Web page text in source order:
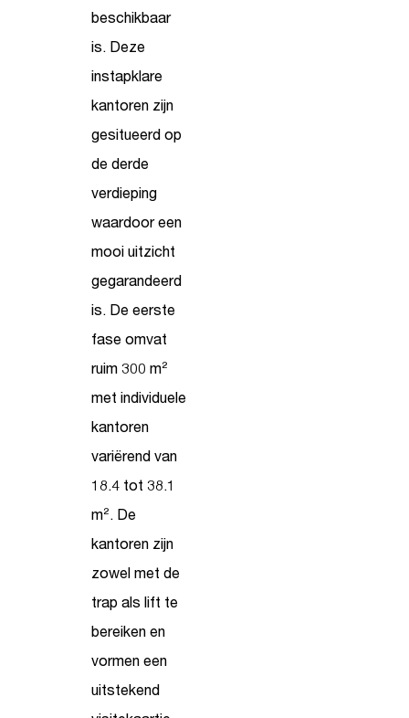
beschikbaar
is. Deze
instapklare
kantoren zijn
gesitueerd op
de derde
verdieping
waardoor een
mooi uitzicht
gegarandeerd
is. De eerste
fase omvat
ruim 300 m²
met individuele
kantoren
variërend van
18.4 tot 38.1
m². De
kantoren zijn
zowel met de
trap als lift te
bereiken en
vormen een
uitstekend